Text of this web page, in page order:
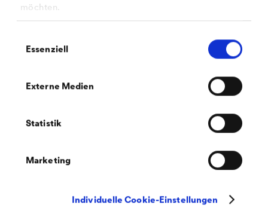
möchten.
Essenziell
Externe Medien
Statistik
Marketing
Individuelle Cookie-Einstellungen